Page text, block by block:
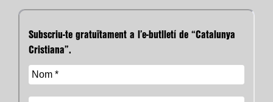
Subscriu-te gratuïtament a l’e-butlletí de “Catalunya
Cristiana”.